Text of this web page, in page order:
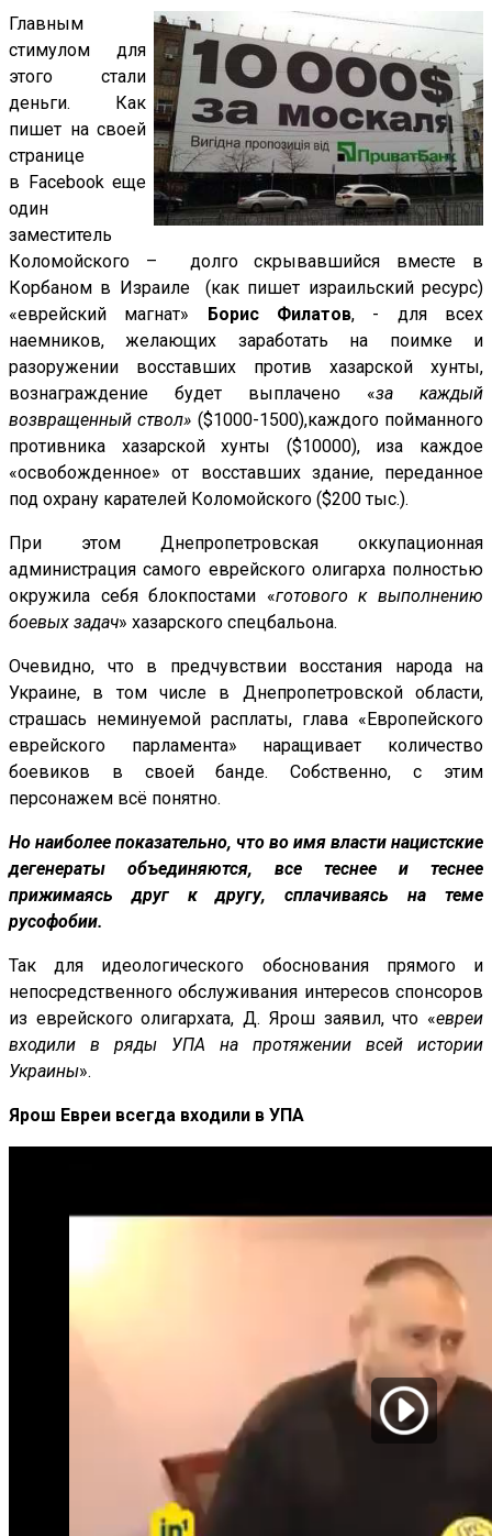
Главным
стимулом для
этого стали
деньги. Как
пишет на своей
странице
в
Facebookеще
один
заместитель
Коломойского – долго скрывавшийся вместе в
Корбаном в Израиле (как пишет израильский ресурс)
«еврейский магнат» Борис Филатов, - для всех
наемников, желающих заработать на поимке и
разоружении восставших против хазарской хунты,
вознаграждение будет выплачено «за каждый
возвращенный ствол» ($1000-1500),каждого пойманного
противника хазарской хунты ($10000), иза каждое
«освобожденное» от восставших здание, переданное
под охрану карателей Коломойского ($200 тыс.).
При этом Днепропетровская оккупационная
администрация самого еврейского олигарха полностью
окружила себя блокпостами «готового к выполнению
боевых задач» хазарского спецбальона.
Очевидно, что в предчувствии восстания народа на
Украине, в том числе в Днепропетровской области,
страшась неминуемой расплаты, глава «Европейского
еврейского парламента» наращивает количество
боевиков в своей банде. Собственно, с этим
персонажем всё понятно.
Но наиболее показательно, что во имя власти нацистские
дегенераты объединяются, все теснее и теснее
прижимаясь друг к другу, сплачиваясь на теме
русофобии.
Так для идеологического обоснования прямого и
непосредственного обслуживания интересов спонсоров
из еврейского олигархата, Д. Ярош заявил, что «евреи
входили в ряды УПА на протяжении всей истории
Украины».
Ярош Евреи всегда входили в УПА